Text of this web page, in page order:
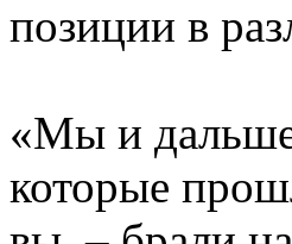
позиции в
«Мы и дальше
которые